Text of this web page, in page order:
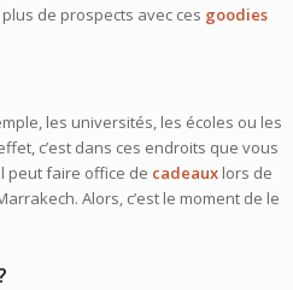
de prospects avec ces goodies
les universités, les écoles ou les
c’est dans ces endroits que vous
peut faire office de cadeaux lors de
Alors, c’est le moment de le